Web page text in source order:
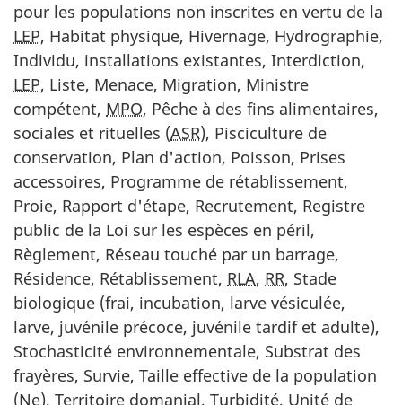
pour les populations non inscrites en vertu de la
LEP, Habitat physique, Hivernage, Hydrographie,
Individu, installations existantes, Interdiction,
LEP, Liste, Menace, Migration, Ministre
compétent, MPO, Pêche à des fins alimentaires,
sociales et rituelles (ASR), Pisciculture de
conservation, Plan d'action, Poisson, Prises
accessoires, Programme de rétablissement,
Proie, Rapport d'étape, Recrutement, Registre
public de la Loi sur les espèces en péril,
Règlement, Réseau touché par un barrage,
Résidence, Rétablissement, RLA, RR, Stade
biologique (frai, incubation, larve vésiculée,
larve, juvénile précoce, juvénile tardif et adulte),
Stochasticité environnementale, Substrat des
frayères, Survie, Taille effective de la population
(Ne), Territoire domanial, Turbidité, Unité de